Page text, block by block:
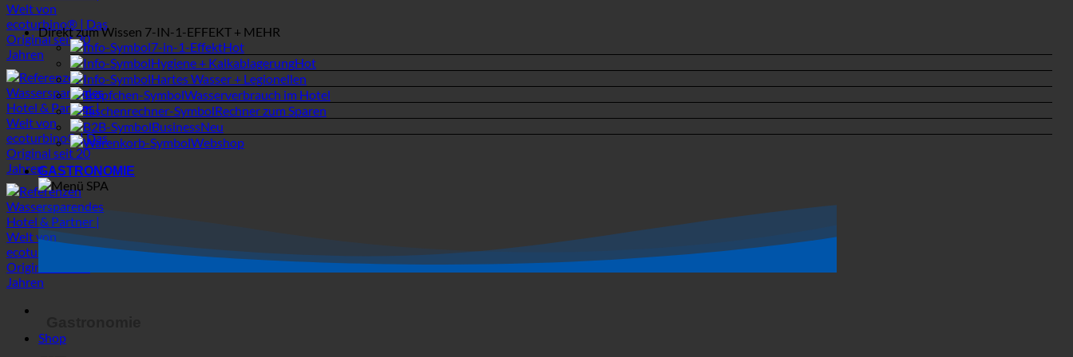
Shop
Direkt zum Wissen
7-IN-1-EFFEKT + MEHR
7-in-1-Effekt
Hygiene + Kalkablagerung
Hartes Wasser + Legionellen
Wasserverbrauch im Hotel
Rechner zum Sparen
Business
Webshop
GASTRONOMIE